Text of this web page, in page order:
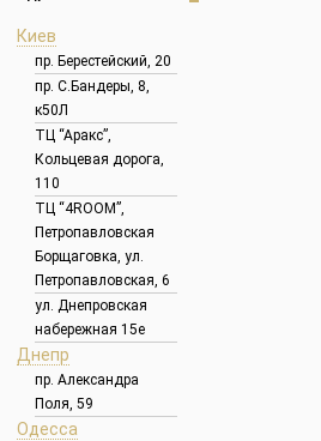
Киев
пр. Берестейский, 20
пр. С.Бандеры, 8,
к50Л
ТЦ “Аракс”,
Кольцевая дорога,
110
ТЦ “4ROOM”,
Петропавловская
Борщаговка, ул.
Петропавловская, 6
ул. Днепровская
набережная 15е
Днепр
пр. Александра
Поля, 59
Одесса